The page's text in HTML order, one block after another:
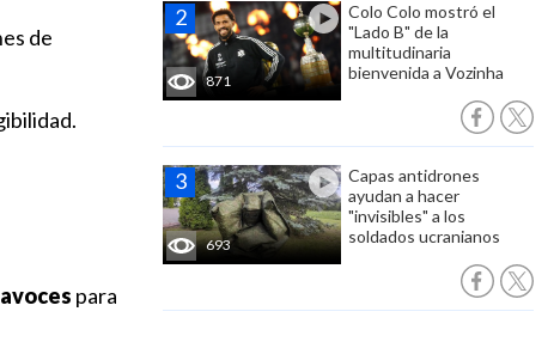
871
Colo Colo mostró el
"Lado B" de la
multitudinaria
bienvenida a Vozinha
693
Capas antidrones
ayudan a hacer
"invisibles" a los
soldados ucranianos
de
para